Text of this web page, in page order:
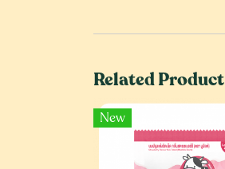
Related Product
New